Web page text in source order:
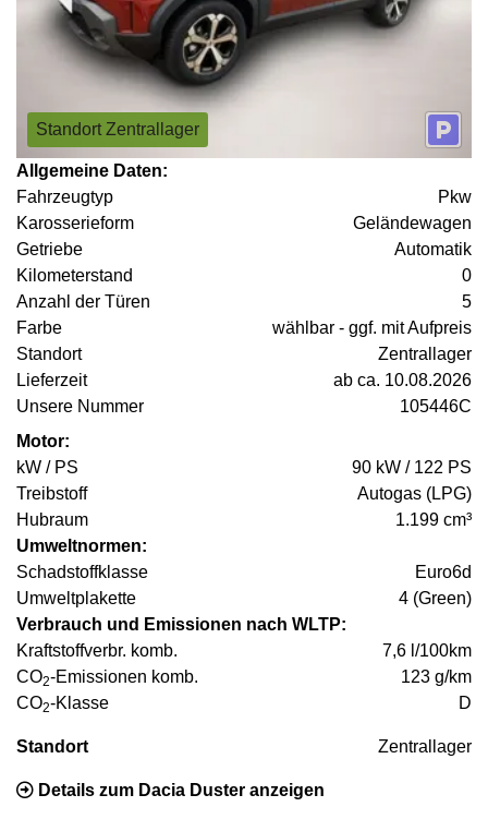
Standort Zentrallager
Allgemeine Daten:
Fahrzeugtyp
Pkw
Karosserieform
Geländewagen
Getriebe
Automatik
Kilometerstand
0
Anzahl der Türen
5
Farbe
wählbar - ggf. mit Aufpreis
Standort
Zentrallager
Lieferzeit
ab ca. 10.08.2026
Unsere Nummer
105446C
Motor:
kW / PS
90 kW / 122 PS
Treibstoff
Autogas (LPG)
Hubraum
1.199 cm³
Umweltnormen:
Schadstoffklasse
Euro6d
Umweltplakette
4 (Green)
Verbrauch und Emissionen nach WLTP:
Kraftstoffverbr. komb.
7,6 l/100km
CO2-Emissionen komb.
123 g/km
CO2-Klasse D
Standort Zentrallager
Details zum Dacia Duster anzeigen